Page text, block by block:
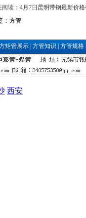
读： 4月7日昆明带钢最新价
： 方管
矩管展示| 方管知识 方管规格
西安